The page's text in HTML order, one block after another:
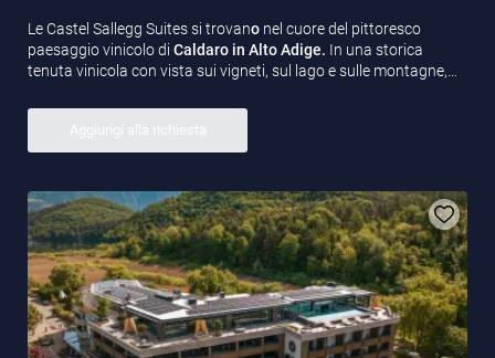
Le Castel Sallegg Suites si trovano nel cuore del pittoresco
paesaggio vinicolo di Caldaro in Alto Adige. In una storica
tenuta vinicola con vista sui vigneti, sul lago e sulle montagne,…
Aggiungi alla richiesta